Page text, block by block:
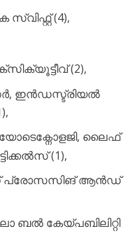
(4),
(2),
ഇൻഡസ്ട്രിയൽ
ലൈഫ്
(1),
പ്രോസസിങ് ആൻഡ്
ബൽ കേയ്‌പബിലിറ്റി